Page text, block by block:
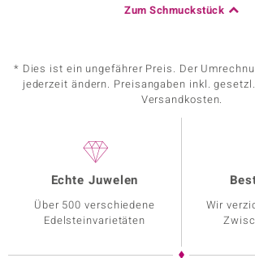
Zum Schmuckstück
* Dies ist ein ungefährer Preis. Der
jederzeit ändern. Preisangaben inkl.
Versandkosten.
Echte Juwelen
Über 500 verschiedene
Edelsteinvarietäten
Wir